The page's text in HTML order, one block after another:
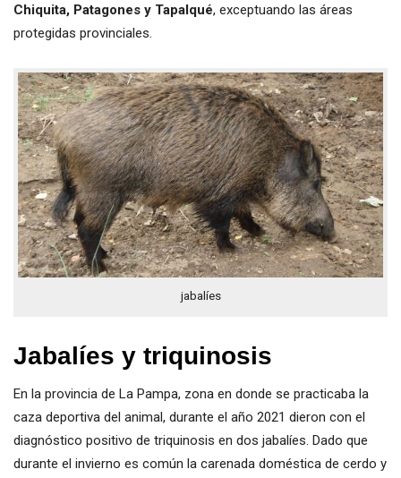
Chiquita, Patagones y Tapalqué, exceptuando las áreas
protegidas provinciales.
jabalíes
Jabalíes y triquinosis
En la provincia de La Pampa, zona en donde se practicaba la
caza deportiva del animal, durante el año 2021 dieron con el
diagnóstico positivo de triquinosis en dos jabalíes. Dado que
durante el invierno es común la carenada doméstica de cerdo y